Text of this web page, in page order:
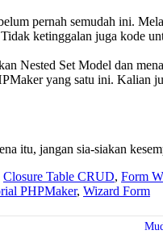
pernah semudah ini.
ketinggalan juga kode
Nested Set Model dan
yang satu ini. Kalian
itu, jangan sia-siakan
Closure Table CRUD, Form
PHPMaker, Wizard Form